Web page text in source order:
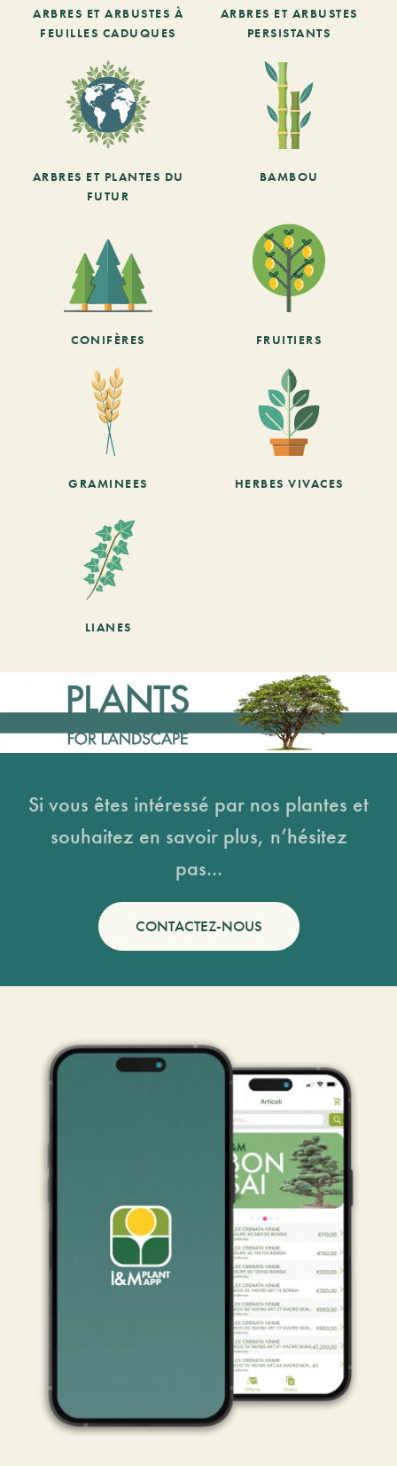
ARBRES ET ARBUSTES À
FEUILLES CADUQUES
ARBRES ET ARBUSTES
PERSISTANTS
ARBRES ET PLANTES DU
FUTUR
BAMBOU
CONIFÈRES FRUITIERS
GRAMINEES HERBES VIVACES
LIANES
Si vous êtes intéressé par nos plantes et
souhaitez en savoir plus, n’hésitez
pas...
CONTACTEZ-NOUS